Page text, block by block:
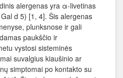
alergenas yra α-livetinas
d 5) [1, 4]. Šis alergenas
plunksnose ir gali
paukščio ir
vystosi sisteminės
suvalgius kiaušinio ar
simptomai po kontakto su